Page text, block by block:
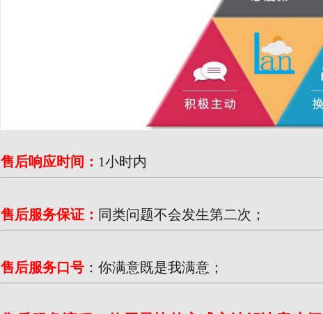
售后响应时间： 1小时内
售后服务保证： 同类问题不会发生第二次；
售后服务口号 ：你满意既是我满意；